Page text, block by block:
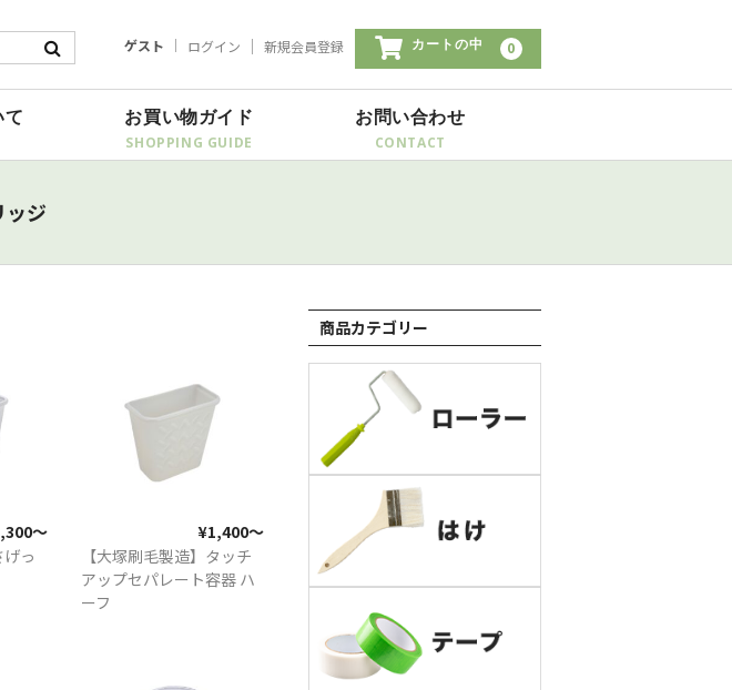
ゲスト ログイン 新規会員登録 カートの中 0
お買い物ガイド お問い合わせ
ッジ
〜
げっ
¥1,400〜
【大塚刷毛製造】タッチ
アップセパレート容器 ハ
ーフ
商品カテゴリー